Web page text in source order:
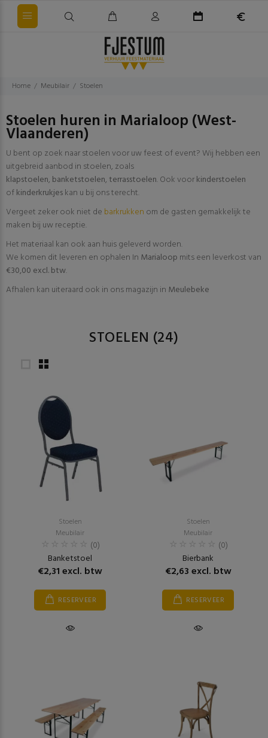
Home Meubilair Stoelen
Stoelen huren in Marialoop (West-
Vlaanderen)
U bent op zoek naar stoelen voor uw feest of event? Wij hebben een
uitgebreid aanbod in stoelen, zoals
klapstoelen, banketstoelen, terrasstoelen. Ook voorkinderstoelen
ofkinderkrukjeskan u bij ons terecht.
Vergeet zeker ook niet de barkrukken om de gasten gemakkelijk te
maken bij uw receptie.
Het materiaal kan ook aan huis geleverd worden.
We komen dit leveren en ophalen In Marialoop mits een leverkost van
€30,00 excl. btw.
Afhalen kan uiteraard ook in ons magazijn in Meulebeke
STOELEN (24)
Stoelen
Meubilair
(0)
Banketstoel
€2,31 excl. btw
RESERVEER
Stoelen
Meubilair
(0)
Bierbank
€2,63 excl. btw
RESERVEER